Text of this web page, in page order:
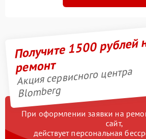
Получите 1500 рублей
ремонт
Акция сервисного центра
Blomberg
При оформлении заявки на
сайт,
действует персональная